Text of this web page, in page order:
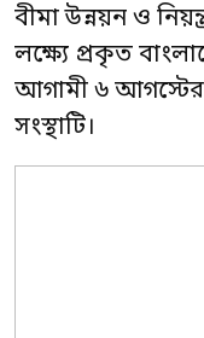
বীমা উন্নয়ন ও
লক্ষ্যে প্রকৃত
আগামী ৬ আগস্টের
সংস্থাটি।